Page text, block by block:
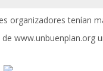
organizadores tenían
www.unbuenplan.org